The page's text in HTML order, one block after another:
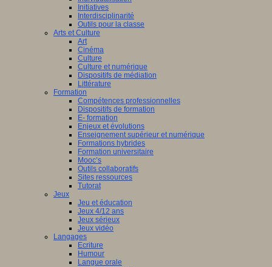
Initiatives
Interdisciplinarité
Outils pour la classe
Arts et Culture
Art
Cinéma
Culture
Culture et numérique
Dispositifs de médiation
Littérature
Formation
Compétences professionnelles
Dispositifs de formation
E- formation
Enjeux et évolutions
Enseignement supérieur et numérique
Formations hybrides
Formation universitaire
Mooc’s
Outils collaboratifs
Sites ressources
Tutorat
Jeux
Jeu et éducation
Jeux 4/12 ans
Jeux sérieux
Jeux vidéo
Langages
Ecriture
Humour
Langue orale